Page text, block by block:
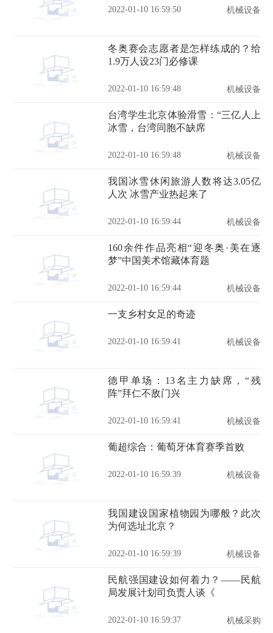
2022-01-10 16:59:50 机械设备
冬奥赛会志愿者是怎样练成的？给
1.9万人设23门必修课
2022-01-10 16:59:48 机械设备
台湾学生北京体验滑雪：“三亿人上
冰雪，台湾同胞不缺席
2022-01-10 16:59:48 机械设备
我国冰雪休闲旅游人数将达3.05亿
人次 冰雪产业热起来了
2022-01-10 16:59:44 机械设备
160余件作品亮相“迎冬奥·美在逐
梦”中国美术馆藏体育题
2022-01-10 16:59:44 机械设备
一支乡村女足的奇迹
2022-01-10 16:59:41 机械设备
德甲单场：13名主力缺席，“残
阵”拜仁不敌门兴
2022-01-10 16:59:41 机械设备
葡超综合：葡萄牙体育赛季首败
2022-01-10 16:59:39 机械设备
我国建设国家植物园为哪般？此次
为何选址北京？
2022-01-10 16:59:39 机械设备
民航强国建设如何着力？——民航
局发展计划司负责人谈《
2022-01-10 16:59:37 机械采购